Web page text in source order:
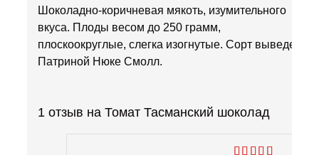
Шоколадно-коричневая мякоть, изумительного
вкуса. Плоды весом до 250 грамм,
плоскоокруглые, слегка изогнутые. Сорт выведен
Патриной Нюке Смолл.
1 отзыв на Томат Тасманский шоколад